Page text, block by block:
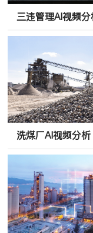
三违管理AI视频分
洗煤厂AI视频分析